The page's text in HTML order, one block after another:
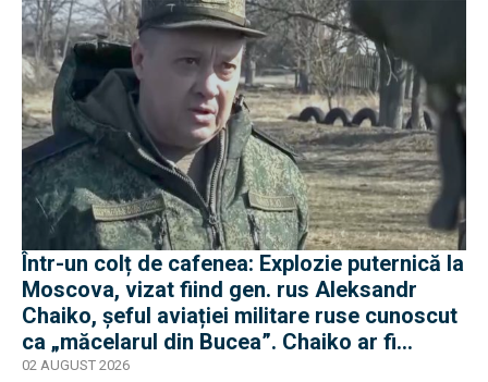
Într-un colț de cafenea: Explozie puternică la
Moscova, vizat fiind gen. rus Aleksandr
Chaiko, șeful aviației militare ruse cunoscut
ca „măcelarul din Bucea”. Chaiko ar fi
supraviețuit
02 AUGUST 2026